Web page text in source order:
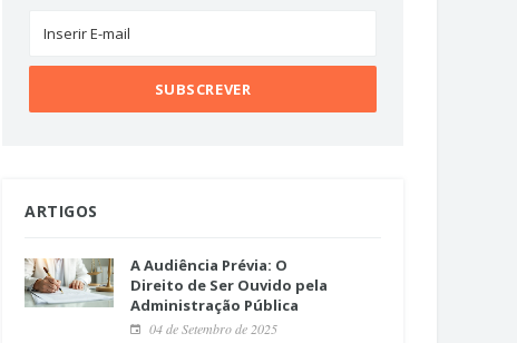
ARTIGOS
A Audiência Prévia: O
Direito de Ser Ouvido pela
Administração Pública
04 de Setembro de 2025